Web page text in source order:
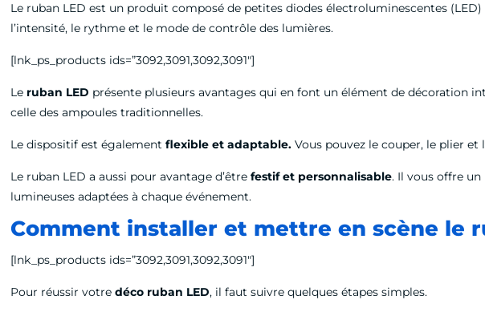
Le ruban LED est un produit composé de petites diodes électroluminescentes
l’intensité, le rythme et le mode de contrôle des lumières.
[lnk_ps_products ids=”3092,3091,3092,3091″]
Le ruban LED présente plusieurs avantages qui en font un élément de décoration
celle des ampoules traditionnelles.
Le dispositif est égalementflexible et adaptable. Vous pouvez le couper, le plier
Le ruban LED a aussi pour avantage d’êtrefestif et personnalisable. Il vous offre
lumineuses adaptées à chaque événement.
Comment installer et mettre en scène le
[lnk_ps_products ids=”3092,3091,3092,3091″]
Pour réussir votredéco ruban LED, il faut suivre quelques étapes simples.